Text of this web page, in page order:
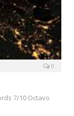
0
7/10 Octavo